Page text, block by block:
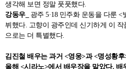
생각해 보면 정말 풋풋했다.
강동우_
광주 5·18 민주화 운동을 다룬
뷔했다. 고향이 광주인데 신기하게 이
으로는 더 특별했다.
김진철 배우는 과거 <영웅>과 <명성황
올해 <시라노>에서 배우장을 맡았다. 배